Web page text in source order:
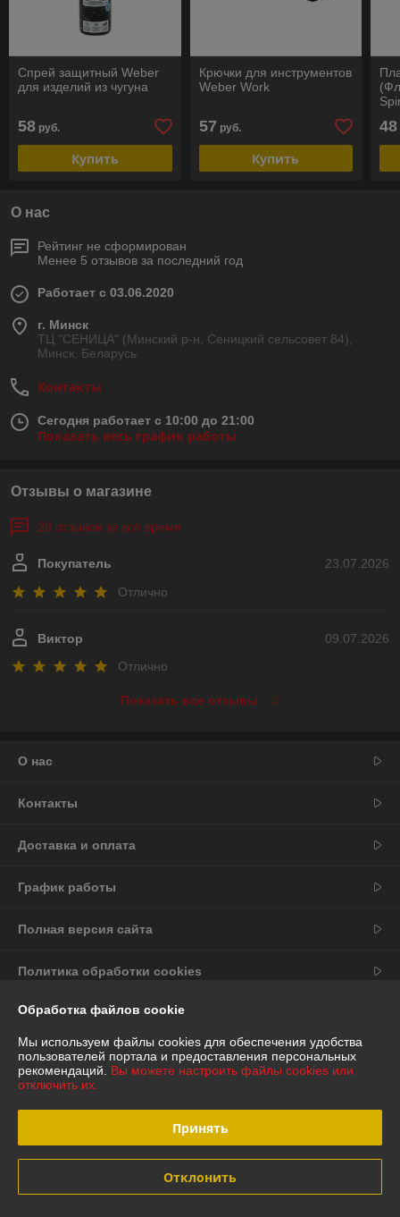
Спрей защитный Weber
для изделий из чугуна
58 руб.
Купить
Крючки для инструментов
Weber Work
57 руб.
Купить
48
О нас
Рейтинг не сформирован
Менее 5 отзывов за последний год
Работает с 03.06.2020
г. Минск
ТЦ "СЕНИЦА" (Минский р-н, Сеницкий сельсовет 84),
Минск, Беларусь
Контакты
Сегодня работает с 10:00 до 21:00
Показать весь график работы
Отзывы о магазине
28 отзывов за всё время
23.07.2026
Покупатель
Отлично
09.07.2026
Виктор
Отлично
Показать все отзывы
О нас
Контакты
Доставка и оплата
График работы
Полная версия сайта
Политика обработки cookies
Сайт создан на платформе Deal.by
Информация для покупателя
Обработка файлов cookie
Мы используем файлы cookies для обеспечения удобства
пользователей портала и предоставления персональных
рекомендаций. Вы можете настроить файлы cookies или
отключить их.
Принять
Отклонить